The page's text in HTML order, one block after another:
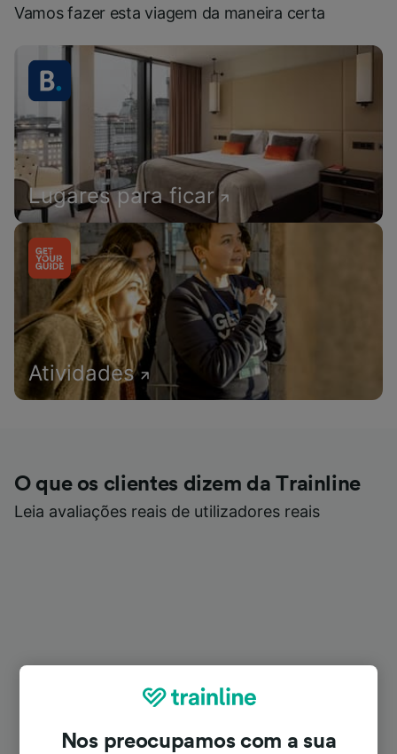
Vamos fazer esta viagem da maneira certa
Lugares para ficar
Atividades
O que os clientes dizem da Trainline
Leia avaliações reais de utilizadores reais
Nos preocupamos com a sua